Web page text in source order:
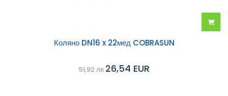
Коляно DN16 x 22мед COBRASUN
51,92 лв 26,54 EUR